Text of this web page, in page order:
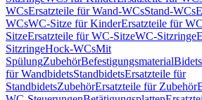
WCsErsatzteile für Wand-WCsStand-WCs
WCsWC-Sitze für KinderErsatzteile für
SitzeErsatzteile für WC-SitzeWC-Sitzringe
SitzringeHock-WCsMit
SpülungZubehörBefestigungsmaterialBidets
für WandbidetsStandbidetsErsatzteile für
StandbidetsZubehörErsatzteile für Zubehör